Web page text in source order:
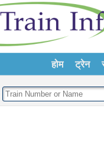
होम ट्रेन